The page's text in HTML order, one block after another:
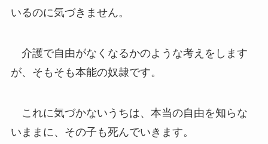
いるのに気づきません。
介護で自由がなくなるかのような考えをします
が、そもそも本能の奴隷です。
これに気づかないうちは、本当の自由を知らな
いままに、その子も死んでいきます。